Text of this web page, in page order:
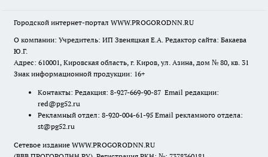
Городской интернет-портал WWW.PROGORODNN.RU
О компании: Учредитель: ИП Звеняцкая Е.А. Редактор сайта: Бакаева
Ю.Г.
Адрес: 610001, Кировская область, г. Киров, ул. Азина, дом № 80, кв. 31
Знак информационной продукции: 16+
Контакты: Редакция: 8-927-669-90-87 Email редакции:
red@pg52.ru
Рекламный отдел: 8-920-004-61-95 Email рекламного отдела:
st@pg52.ru
Сетевое издание WWW.PROGORODNN.RU